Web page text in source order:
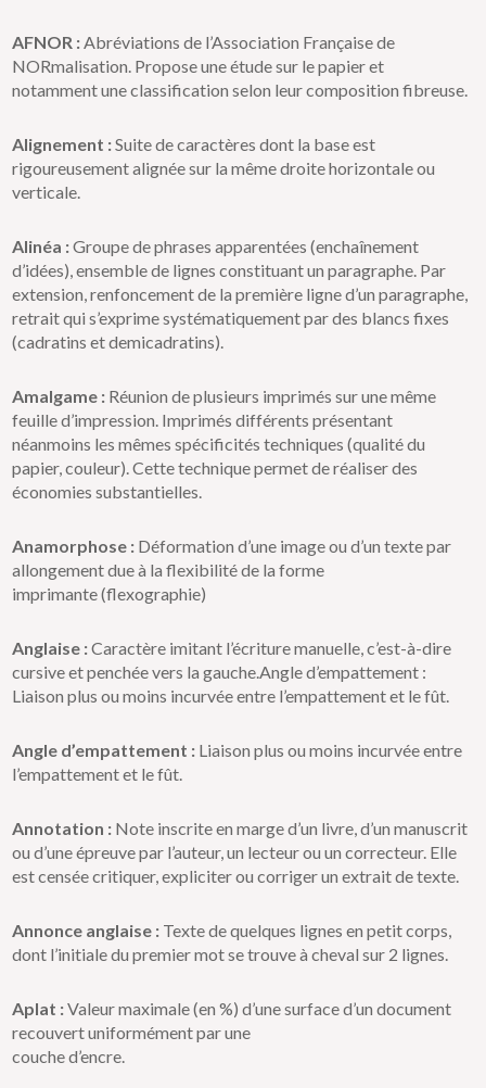
AFNOR :Abréviations de l’Association Française de
NORmalisation. Propose une étude sur le papier et
notamment une classification selon leur composition fibreuse.
Alignement :Suite de caractères dont la base est
rigoureusement alignée sur la même droite horizontale ou
verticale.
Alinéa :Groupe de phrases apparentées (enchaînement
d’idées), ensemble de lignes constituant un paragraphe. Par
extension, renfoncement de la première ligne d’un paragraphe,
retrait qui s’exprime systématiquement par des blancs fixes
(cadratins et demicadratins).
Amalgame : Réunion de plusieurs imprimés sur une même
feuille d’impression. Imprimés différents présentant
néanmoins les mêmes spécificités techniques (qualité du
papier, couleur). Cette technique permet de réaliser des
économies substantielles.
Anamorphose : Déformation d’une image ou d’un texte par
allongement due à la flexibilité de la forme
imprimante (flexographie)
Anglaise :Caractère imitant l’écriture manuelle, c’est-à-dire
cursive et penchée vers la gauche.Angle d’empattement :
Liaison plus ou moins incurvée entre l’empattement et le fût.
Angle d’empattement : Liaison plus ou moins incurvée entre
l’empattement et le fût.
Annotation : Note inscrite en marge d’un livre, d’un manuscrit
ou d’une épreuve par l’auteur, un lecteur ou un correcteur. Elle
est censée critiquer, expliciter ou corriger un extrait de texte.
Annonce anglaise : Texte de quelques lignes en petit corps,
dont l’initiale du premier mot se trouve à cheval sur 2 lignes.
Aplat :Valeur maximale (en %) d’une surface d’un document
recouvert uniformément par une
couche d’encre.